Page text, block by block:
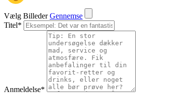
Vælg Billeder Gennemse
Titel*
Anmeldelse*